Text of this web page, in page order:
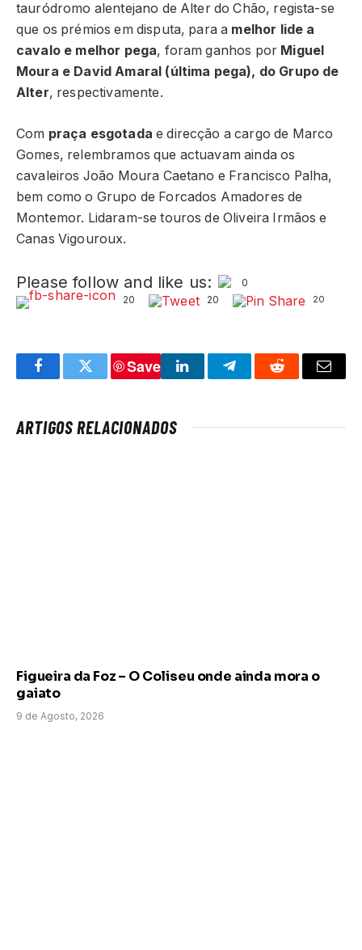
tauródromo alentejano de Alter do Chão, regista-se
que os prémios em disputa, para a melhor lide a
cavalo e melhor pega, foram ganhos por Miguel
Moura e David Amaral (última pega), do Grupo de
Alter, respectivamente.
Com praça esgotadae direcção a cargo de Marco
Gomes, relembramos que actuavam ainda os
cavaleiros João Moura Caetano e Francisco Palha,
bem como o Grupo de Forcados Amadores de
Montemor. Lidaram-se touros de Oliveira Irmãos e
Canas Vigouroux.
Please follow and like us:
0
20
20 20
FacebookTwitter
Save
LinkedInTelegramReddit Email
ARTIGOS RELACIONADOS
Figueira da Foz – O Coliseu onde ainda mora o
gaiato
9 de Agosto, 2026